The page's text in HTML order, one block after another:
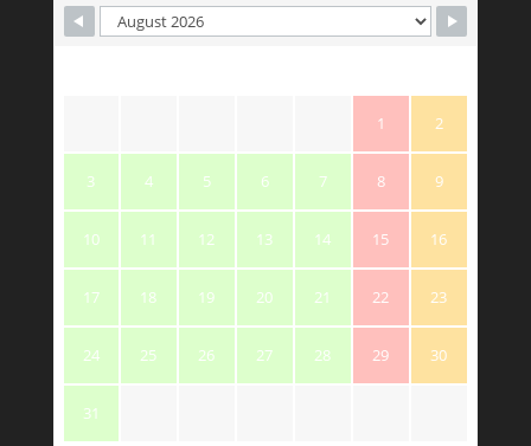
1 2
3 4 5 6 7 8 9
10 11 12 13 14 15 16
17 18 19 20 21 22 23
24 25 26 27 28 29 30
31